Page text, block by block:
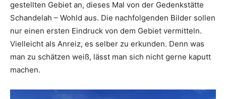
gestellten Gebiet an, dieses Mal von der Gedenkstätte
Schandelah – Wohld aus. Die nachfolgenden Bilder sollen
nur einen ersten Eindruck von dem Gebiet vermitteln.
Vielleicht als Anreiz, es selber zu erkunden. Denn was
man zu schätzen weiß, lässt man sich nicht gerne kaputt
machen.